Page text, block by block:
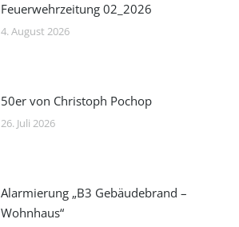
Feuerwehrzeitung 02_2026
4. August 2026
50er von Christoph Pochop
26. Juli 2026
Alarmierung „B3 Gebäudebrand –
Wohnhaus“